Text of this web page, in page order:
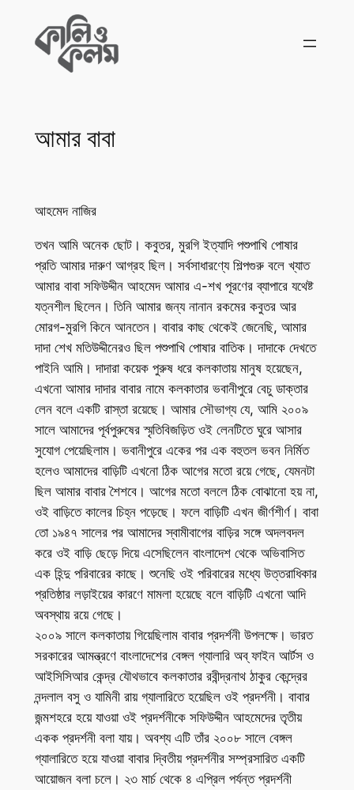
content
আমার বাবা
আহমেদ নাজির
তখন আমি অনেক ছোট। কবুতর, মুরগি ইত্যাদি পশুপাখি পোষার
প্রতি আমার দারুণ আগ্রহ ছিল। সর্বসাধারণ্যে শিল্পগুরু বলে খ্যাত
আমার বাবা সফিউদ্দীন আহমেদ আমার এ-শখ পূরণের ব্যাপারে যথেষ্ট
যত্নশীল ছিলেন। তিনি আমার জন্য নানান রকমের কবুতর আর
মোরগ-মুরগি কিনে আনতেন। বাবার কাছ থেকেই জেনেছি, আমার
দাদা শেখ মতিউদ্দীনেরও ছিল পশুপাখি পোষার বাতিক। দাদাকে দেখতে
পাইনি আমি। দাদারা কয়েক পুরুষ ধরে কলকাতায় মানুষ হয়েছেন,
এখনো আমার দাদার বাবার নামে কলকাতার ভবানীপুরে বেচু ডাক্তার
লেন বলে একটি রাস্তা রয়েছে। আমার সৌভাগ্য যে, আমি ২০০৯
সালে আমাদের পূর্বপুরুষের স্মৃতিবিজড়িত ওই লেনটিতে ঘুরে আসার
সুযোগ পেয়েছিলাম। ভবানীপুরে একের পর এক বহুতল ভবন নির্মিত
হলেও আমাদের বাড়িটি এখনো ঠিক আগের মতো রয়ে গেছে, যেমনটা
ছিল আমার বাবার শৈশবে। আগের মতো বললে ঠিক বোঝানো হয় না,
ওই বাড়িতে কালের চিহ্ন পড়েছে। ফলে বাড়িটি এখন জীর্ণশীর্ণ। বাবা
তো ১৯৪৭ সালের পর আমাদের স্বামীবাগের বাড়ির সঙ্গে অদলবদল
করে ওই বাড়ি ছেড়ে দিয়ে এসেছিলেন বাংলাদেশ থেকে অভিবাসিত
এক হিন্দু পরিবারের কাছে। শুনেছি ওই পরিবারের মধ্যে উত্তরাধিকার
প্রতিষ্ঠার লড়াইয়ের কারণে মামলা হয়েছে বলে বাড়িটি এখনো আদি
অবস্থায় রয়ে গেছে।
২০০৯ সালে কলকাতায় গিয়েছিলাম বাবার প্রদর্শনী উপলক্ষে। ভারত
সরকারের আমন্ত্রণে বাংলাদেশের বেঙ্গল গ্যালারি অব্ ফাইন আর্টস ও
আইসিসিআর কেন্দ্র যৌথভাবে কলকাতার রবীন্দ্রনাথ ঠাকুর কেন্দ্রের
নন্দলাল বসু ও যামিনী রায় গ্যালারিতে হয়েছিল ওই প্রদর্শনী। বাবার
জন্মশহরে হয়ে যাওয়া ওই প্রদর্শনীকে সফিউদ্দীন আহমেদের তৃতীয়
একক প্রদর্শনী বলা যায়। অবশ্য এটি তাঁর ২০০৮ সালে বেঙ্গল
গ্যালারিতে হয়ে যাওয়া বাবার দ্বিতীয় প্রদর্শনীর সম্প্রসারিত একটি
আয়োজন বলা চলে। ২৩ মার্চ থেকে ৪ এপ্রিল পর্যন্ত প্রদর্শনী